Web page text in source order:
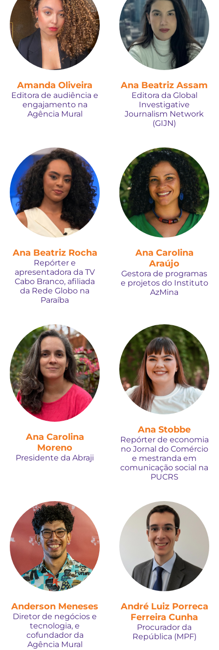
Amanda Oliveira
Editora de audiência e
engajamento na
Agência Mural
Ana Beatriz Assam
Editora da Global
Investigative
Journalism Network
(GIJN)
Ana Beatriz Rocha
Repórter e
apresentadora da TV
Cabo Branco, afiliada
da Rede Globo na
Paraíba
Ana Carolina
Araújo
Gestora de programas
e projetos do Instituto
AzMina
Ana Carolina
Moreno
Presidente da Abraji
Ana Stobbe
Repórter de economia
no Jornal do Comércio
e mestranda em
comunicação social na
PUCRS
Anderson Meneses
Diretor de negócios e
tecnologia, e
cofundador da
Agência Mural
André Luiz Porreca
Ferreira Cunha
Procurador da
República (MPF)